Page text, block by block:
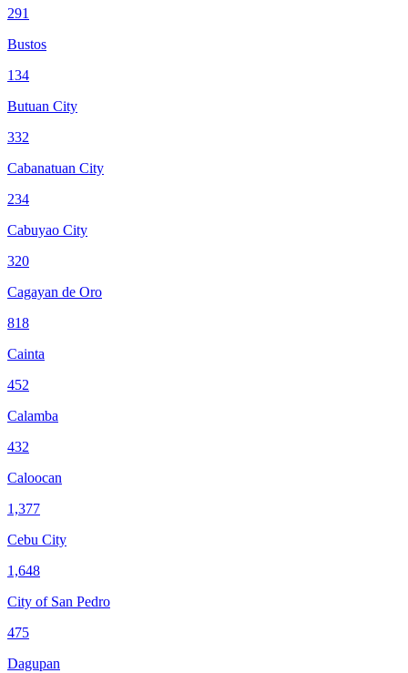
291
Bustos
134
Butuan City
332
Cabanatuan City
234
Cabuyao City
320
Cagayan de Oro
818
Cainta
452
Calamba
432
Caloocan
1,377
Cebu City
1,648
City of San Pedro
475
Dagupan